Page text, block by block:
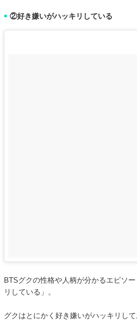
■ ②好き嫌いがハッキリしている
BTSグクの性格や人柄が分かるエピソ
リしている」。
グクはとにかく好き嫌いがハッキリし